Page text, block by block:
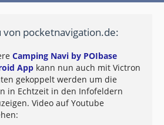
von pocketnavigation.de:
Camping Navi by POIbase
App kann nun auch mit Victron
gekoppelt werden um die
in Echtzeit in den Infofeldern
Video auf Youtube